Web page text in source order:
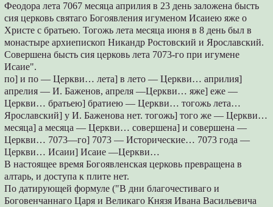
Феодора лета 7067 месяца априлия в 23 день заложена бысть
сия церковь святаго Богоявления игуменом Исаиею яже о
Христе с братьею. Тогожь лета месяца июня в 8 день был в
монастыре архиепископ Никандр Ростовский и Ярославский.
Совершена бысть сия церковь лета 7073-го при игумене
Исаие".
по] и по — Церкви… лета] в лето — Церкви… априлия]
апрелия — И. Баженов, апреля —Церкви… яже] еже —
Церкви… братьею] братиею — Церкви… тогожь лета…
Ярославский] у И. Баженова нет. тогожь] того же — Церкви…
месяца] а месяца — Церкви… совершена] и совершена —
Церкви… 7073—го] 7073 — Исторические… 7073 года —
Церкви… Исаии] Исаие —Церкви…
В настоящее время Богоявленская церковь превращена в
алтарь, и доступа к плите нет.
По датирующей формуле ("В дни благочестиваго и
Боговенчаннаго Царя и Великаго Князя Ивана Васильевича